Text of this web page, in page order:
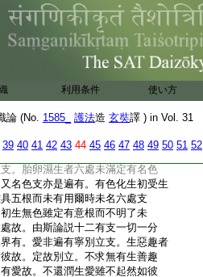
利用条件 使い方
論 (No. 1585_ 護法造 玄奘譯 ) in Vol. 31
39 40 41 42 43 44 45 46 47 48 49 50 51 52
外増上果愚縁境界受發起貪愛縁
生欲等四取。愛取合潤能引業種及所
轉名爲有倶能近有後有果故。有處
業種名有此能正感異熟果故。復有
五種名有親生當來識等種故。四所
。謂生老死。是愛取有近所生故。謂從
至本有中未衰變來皆生支攝。諸衰
名爲老。身壞命終乃名爲死。老非
死立支。病何非支。不遍定故。老
遍故立支。諸界趣生除中夭者將
。胎卵濕生者六處未滿定有名色
名色支亦是遍有。有色化生初受生
五根而未有用爾時未名六處支
生無色雖定有意根而不明了未
故。由斯論説十二有支一切一分
有。愛非遍有寧別立支。生惡趣者
故。定故別立。不求無有生善趣
愛故。不還潤生愛雖不起然如彼